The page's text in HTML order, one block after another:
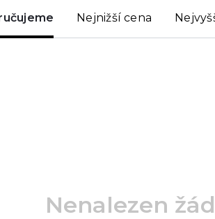
Nejnižší cena
Nenalezen